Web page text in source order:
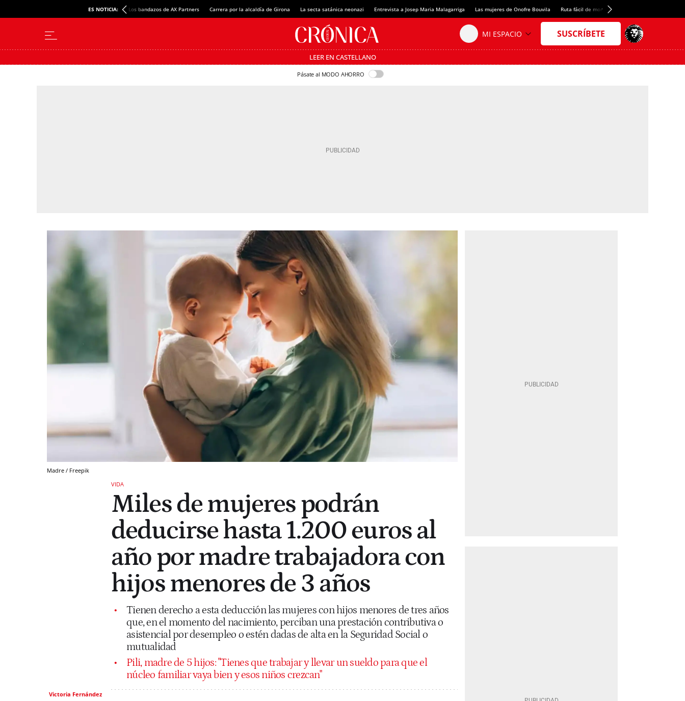
ES NOTICIA: Los bandazos de AX Partners Carrera por la alcaldía de Girona La secta satánica neonazi Entrevista a Josep Maria Malagarriga Las mujeres de Onofre Bouvila Ruta fácil de montaña
LEER EN CASTELLANO
Pásate al MODO AHORRO
Madre / Freepik
VIDA
Miles de mujeres podrán
deducirse hasta 1.200 euros al
año por madre trabajadora con
hijos menores de 3 años
Tienen derecho a esta deducción las mujeres con hijos menores de tres años
que, en el momento del nacimiento, perciban una prestación contributiva o
asistencial por desempleo o estén dadas de alta en la Seguridad Social o
mutualidad
Pili, madre de 5 hijos: "Tienes que trabajar y llevar un sueldo para que el
núcleo familiar vaya bien y esos niños crezcan"
Victoria Fernández